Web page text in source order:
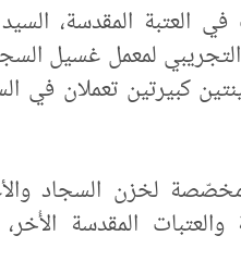
العتبة المقدسة،
لمعمل غسيل
ويضم ماكينتين كبيرتين
لخزن السجاد
والعتبات المقدسة